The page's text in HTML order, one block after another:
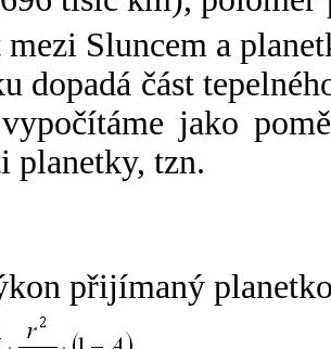
mezi Sluncem a
dopadá část
jako
planetky, tzn.
přijímaný